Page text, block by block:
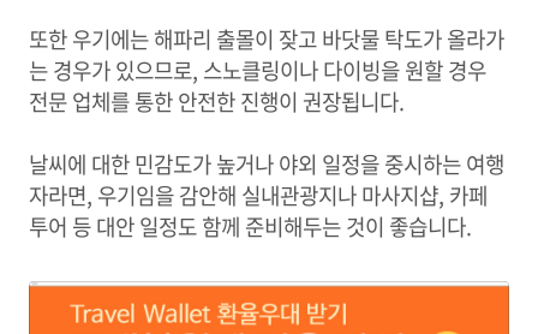
또한 우기에는 해파리 출몰이 잦고 바닷물 탁도가 올라가
는 경우가 있으므로, 스노클링이나 다이빙을 원할 경우
전문 업체를 통한 안전한 진행이 권장됩니다.
날씨에 대한 민감도가 높거나 야외 일정을 중시하는 여행
자라면, 우기임을 감안해 실내관광지나 마사지샵, 카페
투어 등 대안 일정도 함께 준비해두는 것이 좋습니다.